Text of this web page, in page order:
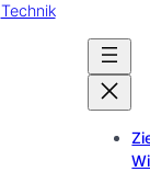
Technik